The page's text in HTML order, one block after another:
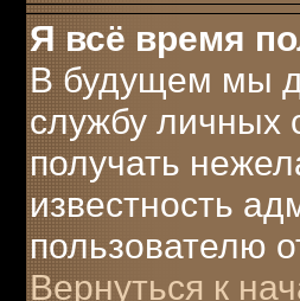
Я всё время
В будущем мы
службу личных
получать
известность
пользователю
Вернуться к